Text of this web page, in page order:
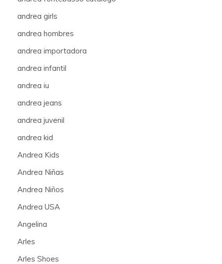
andrea girls
andrea hombres
andrea importadora
andrea infantil
andrea iu
andrea jeans
andrea juvenil
andrea kid
Andrea Kids
Andrea Niñas
Andrea Niños
Andrea USA
Angelina
Arles
Arles Shoes